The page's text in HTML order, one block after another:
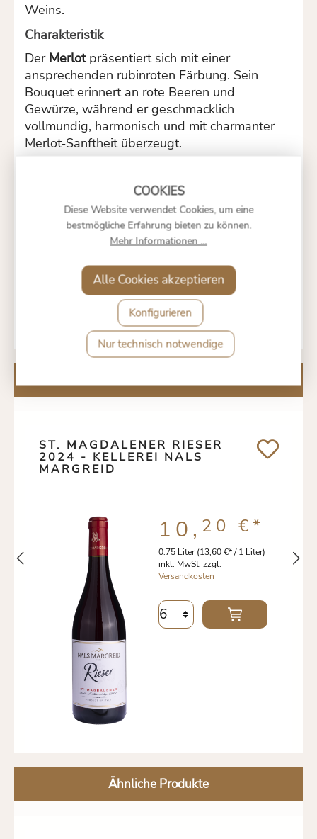
Weins.
Charakteristik
Der Merlotpräsentiert sich mit einer
ansprechenden rubinroten Färbung. Sein
Bouquet erinnert an rote Beeren und
Gewürze, während er geschmacklich
vollmundig, harmonisch und mit charmanter
Merlot‑Sanftheit überzeugt.
Kellerei Schreckbichlist eine
renommierte Südtiroler
Winzergenossenschaft mit einem starken
Fokus auf regionale Vielfalt und hohe
Weinbautraditionen mit nachhaltigen
Prinzipien – ein Fundament, das auch beim
deutlich spürbar ist.
ST. MAGDALENER RIESER
2024 - KELLEREI NALS
MARGREID
0.75 Liter(13,60 €* / 1 Liter)
inkl. MwSt. zzgl.
Versandkosten
10, 20 €*
Ähnliche Produkte
Diese Website verwendet Cookies, um eine
bestmögliche Erfahrung bieten zu können.
Mehr Informationen ...
Nur technisch notwendige
Konfigurieren
Alle Cookies akzeptieren